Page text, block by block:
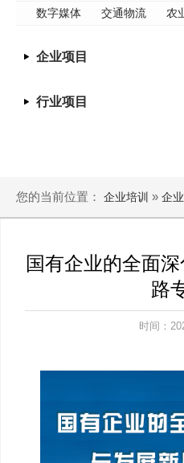
数字媒体
交通物流 农
企业项目
行业项目
您的当前位置： 企业培训 » 企
国有企业的全面
路
时间：